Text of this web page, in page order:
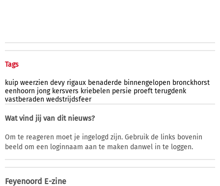
Tags
kuip weerzien devy rigaux benaderde binnengelopen bronckhorst
eenhoorn jong kersvers kriebelen persie proeft terugdenk
vastberaden wedstrijdsfeer
Wat vind jij van dit nieuws?
Om te reageren moet je ingelogd zijn. Gebruik de links bovenin
beeld om een loginnaam aan te maken danwel in te loggen.
Feyenoord E-zine